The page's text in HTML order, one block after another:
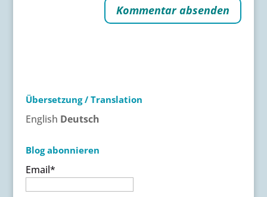
n
a
i
e
:
Übersetzung / Translation
English Deutsch
Blog abonnieren
Email*